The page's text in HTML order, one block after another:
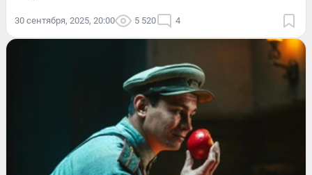
30 сентября, 2025, 20:00 5 520 4